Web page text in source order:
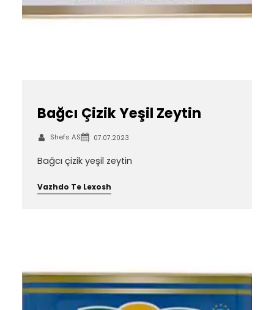
Bağcı Çizik Yeşil Zeytin
Shefs AS 07.07.2023
Bağcı çizik yeşil zeytin
Vazhdo Te Lexosh